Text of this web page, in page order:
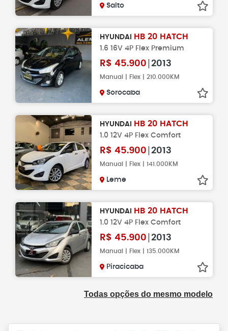
Salto
HYUNDAI HB 20 HATCH
1.6 16V 4P Flex Premium
R$ 45.900 2013
Manual | Flex | 210.000KM
Sorocaba
HYUNDAI HB 20 HATCH
1.0 12V 4P Flex Comfort
R$ 45.900 2013
Manual | Flex | 141.000KM
Leme
HYUNDAI HB 20 HATCH
1.0 12V 4P Flex Comfort
R$ 45.900 2013
Manual | Flex | 135.000KM
Piracicaba
Todas opções do mesmo modelo